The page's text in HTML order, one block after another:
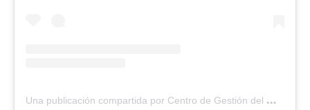
U
na publicación compartida por Centro de Gestión del Municipio – Banfield (@banfield.cgm)